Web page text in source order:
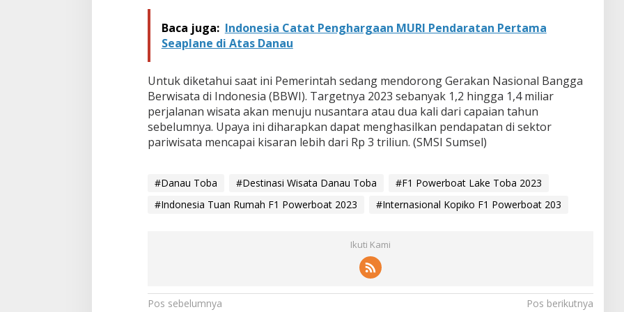
Baca juga: Indonesia Catat Penghargaan MURI Pendaratan Pertama
Seaplane di Atas Danau
Untuk diketahui saat ini Pemerintah sedang mendorong Gerakan Nasional Bangga
Berwisata di Indonesia (BBWI). Targetnya 2023 sebanyak 1,2 hingga 1,4 miliar
perjalanan wisata akan menuju nusantara atau dua kali dari capaian tahun
sebelumnya. Upaya ini diharapkan dapat menghasilkan pendapatan di sektor
pariwisata mencapai kisaran lebih dari Rp 3 triliun. (SMSI Sumsel)
#Danau Toba #Destinasi Wisata Danau Toba
#F1 Powerboat Lake Toba 2023
#Indonesia Tuan Rumah F1 Powerboat 2023
#Internasional Kopiko F1 Powerboat 203
Ikuti Kami
N
Pos sebelumnya
Pos berikutnya